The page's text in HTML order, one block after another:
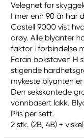
Velegnet for
I mer enn 90 år har
Castell 9000 vist
drøy. Alle blyanter
faktor i forbindelse
Foran bokstaven H
stigende
mykeste blyanten
Den sekskantede
vannbasert lakk.
Pris per sett.
2 stk. (2B, 4B) +